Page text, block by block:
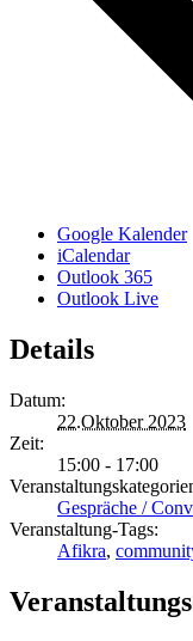
Google Kalender
iCalendar
Outlook 365
Outlook Live
Details
Datum:
22.Oktober 2023
Zeit:
15:00 - 17:00
Gespräche /
Veranstaltung-Tags:
Afikra,